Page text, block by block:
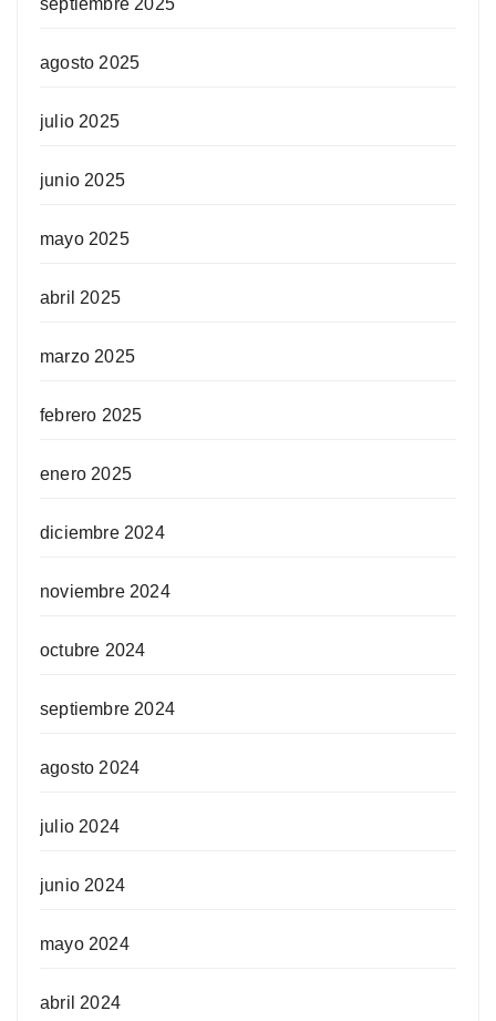
agosto 2025
julio 2025
junio 2025
mayo 2025
abril 2025
marzo 2025
febrero 2025
enero 2025
diciembre 2024
noviembre 2024
octubre 2024
septiembre 2024
agosto 2024
julio 2024
junio 2024
mayo 2024
abril 2024